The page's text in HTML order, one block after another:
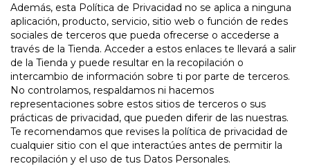
Además, esta Política de Privacidad no se aplica a ninguna
aplicación, producto, servicio, sitio web o función de redes
sociales de terceros que pueda ofrecerse o accederse a
través de la Tienda. Acceder a estos enlaces te llevará a salir
de la Tienda y puede resultar en la recopilación o
intercambio de información sobre ti por parte de terceros.
No controlamos, respaldamos ni hacemos
representaciones sobre estos sitios de terceros o sus
prácticas de privacidad, que pueden diferir de las nuestras.
Te recomendamos que revises la política de privacidad de
cualquier sitio con el que interactúes antes de permitir la
recopilación y el uso de tus Datos Personales.